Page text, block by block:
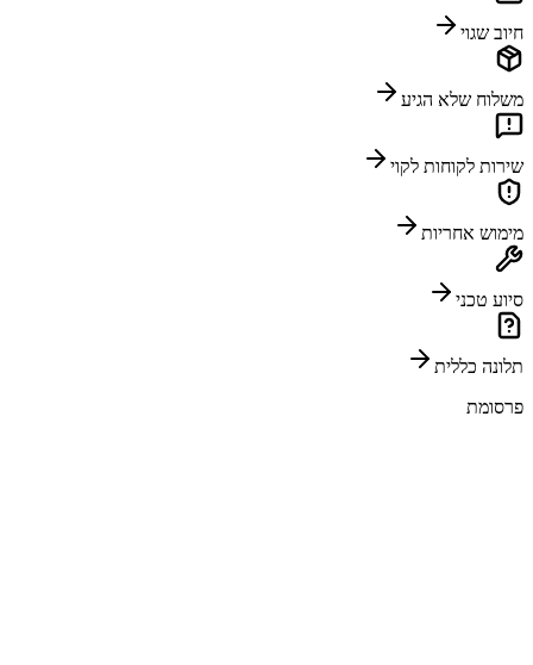
חיוב שגוי
משלוח שלא הגיע
שירות לקוחות לקוי
מימוש אחריות
סיוע טכני
תלונה כללית
פרסומת